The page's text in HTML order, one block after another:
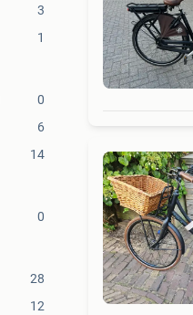
3
1
0
6
14
0
28
12